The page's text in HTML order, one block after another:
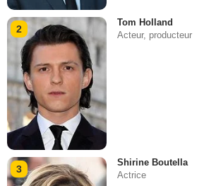
2
Tom Holland
Acteur, producteur
3
Shirine Boutella
Actrice